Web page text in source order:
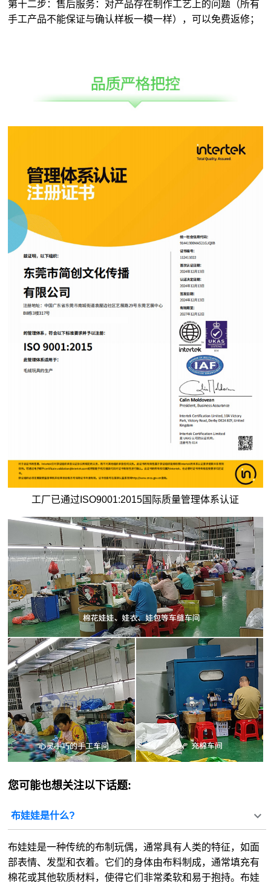
第十二步：售后服务：对产品存在制作工艺上的问题（所有
手工产品不能保证与确认样板一模一样），可以免费返修；
工厂已通过ISO9001:2015国际质量管理体系认证
您可能也想关注以下话题:
布娃娃是什么?
布娃娃是一种传统的布制玩偶，通常具有人类的特征，如面
部表情、发型和衣着。它们的身体由布料制成，通常填充有
棉花或其他软质材料，使得它们非常柔软和易于抱持。布娃